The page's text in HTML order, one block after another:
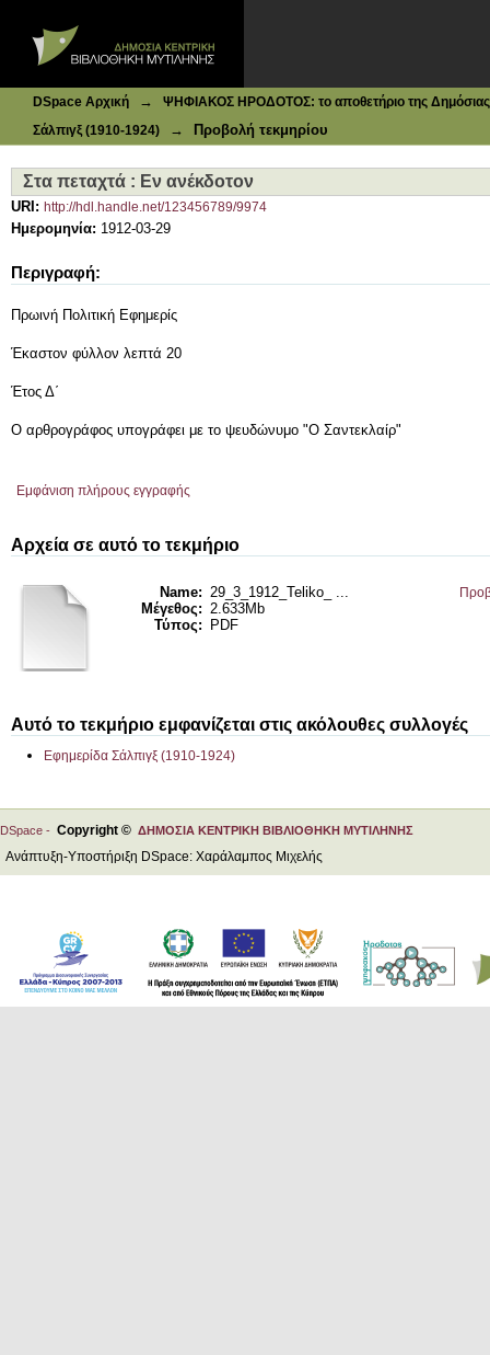
DSpace Αρχική →
ΨΗΦΙΑΚΟΣ ΗΡΟΔΟΤΟΣ: το αποθετήριο της Δημόσιας
Σάλπιγξ (1910-1924)
→ Προβολή τεκμηρίου
Στα πεταχτά : Εν ανέκδοτον
URI: http://hdl.handle.net/123456789/9974
Ημερομηνία: 1912-03-29
Περιγραφή:
Πρωινή Πολιτική Εφημερίς
Έκαστον φύλλον λεπτά 20
Έτος Δ΄
Ο αρθρογράφος υπογράφει με το ψευδώνυμο "Ο Σαντεκλαίρ"
Εμφάνιση πλήρους εγγραφής
Αρχεία σε αυτό το τεκμήριο
Name: 29_3_1912_Teliko_ ...
Μέγεθος: 2.633Mb
Τύπος:
PDF
Αυτό το τεκμήριο εμφανίζεται στις ακόλουθες συλλογές
Εφημερίδα Σάλπιγξ (1910-1924)
DSpace - Copyright © ΔΗΜΟΣΙΑ ΚΕΝΤΡΙΚΗ ΒΙΒΛΙΟΘΗΚΗ ΜΥΤΙΛΗΝΗΣ
Ανάπτυξη-Υποστήριξη DSpace: Χαράλαμπος Μιχελής